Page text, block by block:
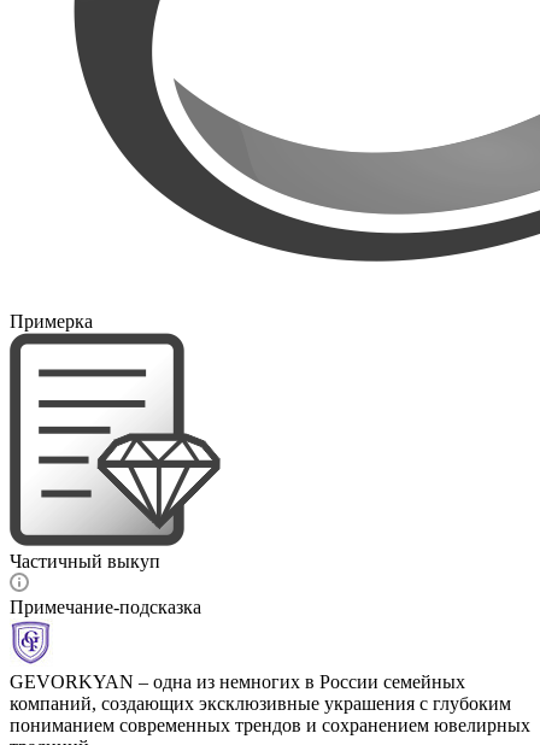
Примерка
Частичный выкуп
Примечание-подсказка
GEVORKYAN – одна из немногих в России семейных
компаний, создающих эксклюзивные украшения с глубоким
пониманием современных трендов и сохранением ювелирных